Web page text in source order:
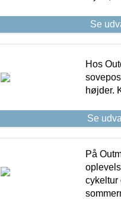
Se
Hos
højder.
Se
På
cykeltur